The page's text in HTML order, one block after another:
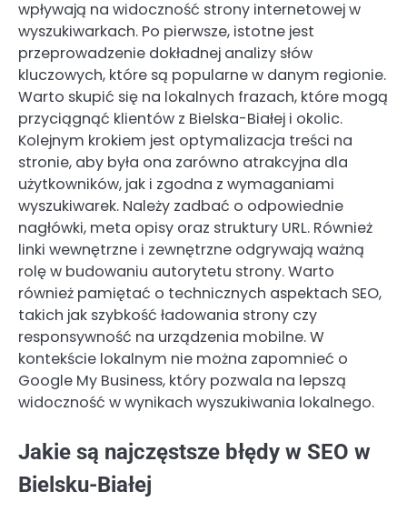
wpływają na widoczność strony internetowej w
wyszukiwarkach. Po pierwsze, istotne jest
przeprowadzenie dokładnej analizy słów
kluczowych, które są popularne w danym regionie.
Warto skupić się na lokalnych frazach, które mogą
przyciągnąć klientów z Bielska-Białej i okolic.
Kolejnym krokiem jest optymalizacja treści na
stronie, aby była ona zarówno atrakcyjna dla
użytkowników, jak i zgodna z wymaganiami
wyszukiwarek. Należy zadbać o odpowiednie
nagłówki, meta opisy oraz struktury URL. Również
linki wewnętrzne i zewnętrzne odgrywają ważną
rolę w budowaniu autorytetu strony. Warto
również pamiętać o technicznych aspektach SEO,
takich jak szybkość ładowania strony czy
responsywność na urządzenia mobilne. W
kontekście lokalnym nie można zapomnieć o
Google My Business, który pozwala na lepszą
widoczność w wynikach wyszukiwania lokalnego.
Jakie są najczęstsze błędy w SEO w
Bielsku-Białej